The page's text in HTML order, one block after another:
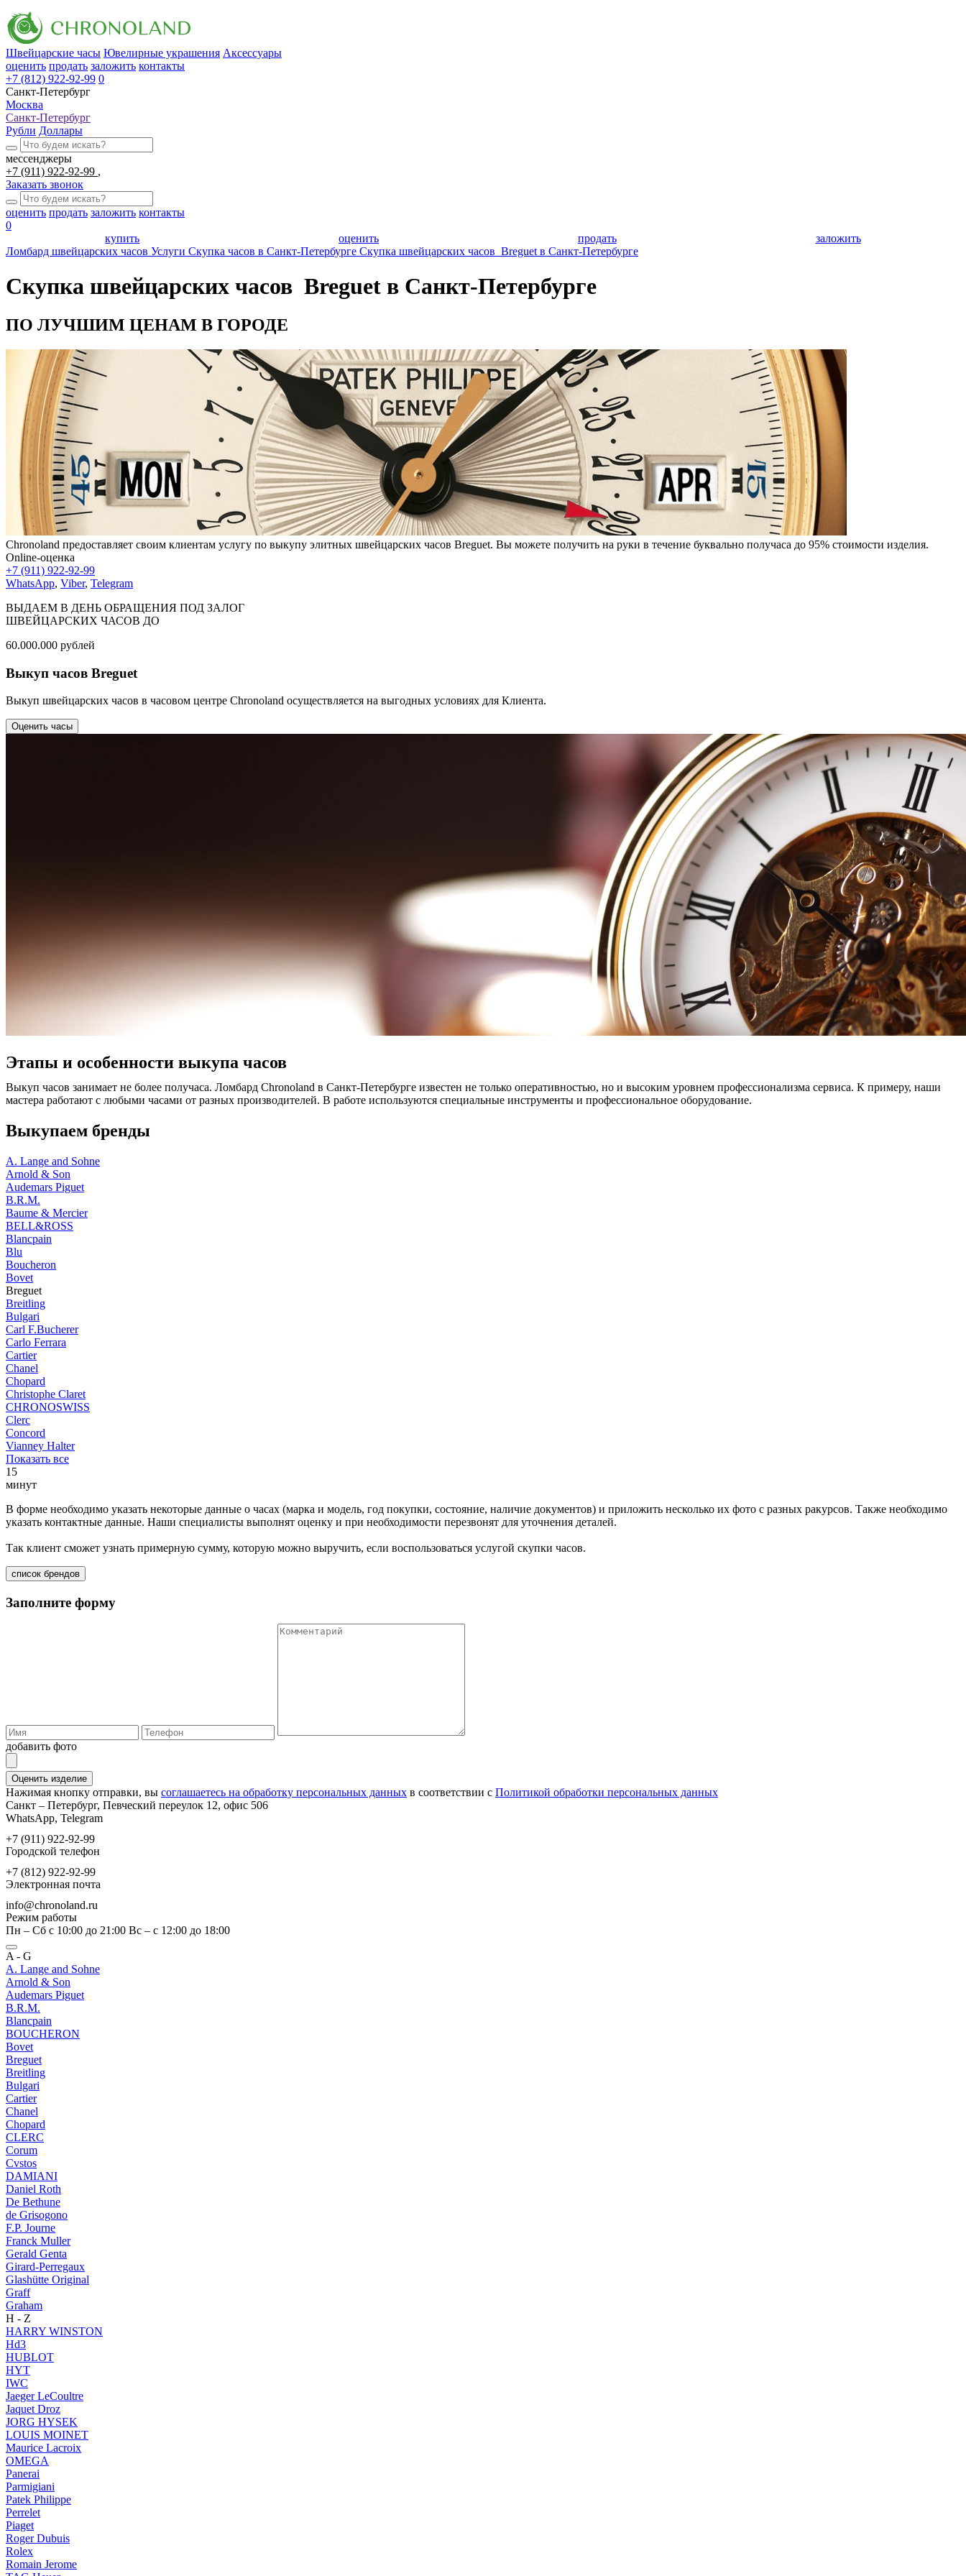
Швейцарские часы Ювелирные украшения Аксессуары
оценить продать заложить контакты
+7 (812) 922-92-99 0
Санкт-Петербург
Москва
Санкт-Петербург
Рубли Доллары
мессенджеры
+7 (911) 922-92-99
Заказать звонок
оценить продать заложить контакты
0
купить
оценить продать
заложить
Ломбард швейцарских часов Услуги Скупка часов в Санкт-Петербурге Скупка швейцарских часов Breguet в Санкт-Петербурге
Скупка швейцарских часов Breguet в Санкт-Петербурге
ПО ЛУЧШИМ ЦЕНАМ В ГОРОДЕ
Chronoland предоставляет своим клиентам услугу по выкупу элитных швейцарских часов Breguet. Вы можете получить на руки в течение буквально получаса до 95% стоимости изделия.
Online-оценка
+7 (911) 922-92-99
WhatsApp, Viber, Telegram
ВЫДАЕМ В ДЕНЬ ОБРАЩЕНИЯ ПОД ЗАЛОГ
ШВЕЙЦАРСКИХ ЧАСОВ ДО
60.000.000 рублей
Выкуп часов Breguet
Выкуп швейцарских часов в часовом центре Chronoland осуществляется на выгодных условиях для Клиента.
Оценить часы
Этапы и особенности выкупа часов
Выкуп часов занимает не более получаса. Ломбард Chronoland в Санкт-Петербурге известен не только оперативностью, но и высоким уровнем профессионализма сервиса. К примеру, наши
мастера работают с любыми часами от разных производителей. В работе используются специальные инструменты и профессиональное оборудование.
Выкупаем бренды
A. Lange and Sohne
Arnold & Son
Audemars Piguet
B.R.M.
Baume & Mercier
BELL&ROSS
Blancpain
Blu
Boucheron
Bovet
Breguet
Breitling
Bulgari
Carl F.Bucherer
Carlo Ferrara
Cartier
Chanel
Chopard
Christophe Claret
CHRONOSWISS
Clerc
Concord
Vianney Halter
Показать все
15
минут
В форме необходимо указать некоторые данные о часах (марка и модель, год покупки, состояние, наличие документов) и приложить несколько их фото с разных ракурсов. Также необходимо
указать контактные данные. Наши специалисты выполнят оценку и при необходимости перезвонят для уточнения деталей.
Так клиент сможет узнать примерную сумму, которую можно выручить, если воспользоваться услугой скупки часов.
список брендов
Заполните форму
добавить фото
Оценить изделие
Нажимая кнопку отправки, вы соглашаетесь на обработку персональных данных в соответствии с Политикой обработки персональных данных
Санкт – Петербург, Певческий переулок 12, офис 506
WhatsApp, Telegram
+7 (911) 922-92-99
Городской телефон
+7 (812) 922-92-99
Электронная почта
info@chronoland.ru
Режим работы
Пн – Сб с 10:00 до 21:00 Вс – c 12:00 до 18:00
A - G
A. Lange and Sohne
Arnold & Son
Audemars Piguet
B.R.M.
Blancpain
BOUCHERON
Bovet
Breguet
Breitling
Bulgari
Cartier
Chanel
Chopard
CLERC
Corum
Cvstos
DAMIANI
Daniel Roth
De Bethune
de Grisogono
F.P. Journe
Franck Muller
Gerald Genta
Girard-Perregaux
Glashütte Original
Graff
Graham
H - Z
HARRY WINSTON
Hd3
HUBLOT
HYT
IWC
Jaeger LeCoultre
Jaquet Droz
JORG HYSEK
LOUIS MOINET
Maurice Lacroix
OMEGA
Panerai
Parmigiani
Patek Philippe
Perrelet
Piaget
Roger Dubuis
Rolex
Romain Jerome